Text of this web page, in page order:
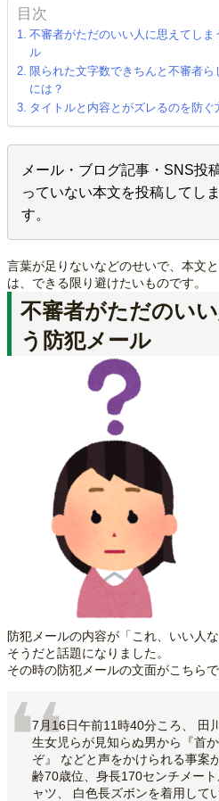
目次
不審者がただのいい人に思えてしま
ル
限られた文字数できちんと不審者ら
には？
タイトルと内容とがズレるのを防ぐ
メール・ブログ記事・SNS投
っていない本文を投稿してし
す。
言葉が足りないなどのせいで、本文
は、できる限り避けたいものです。
不審者がただのい
う防犯メール
防犯メールの内容が「これ、いい人
そうだと話題になりました。
その時の防犯メールの文面がこちらで
7月16日午前11時40分ころ、 田
生女児らが見知らぬ男から『首
ぞ』 などと声をかけられる事案
齢70歳位、身長170センチメー
ャツ、 白色長ズボンを着用して